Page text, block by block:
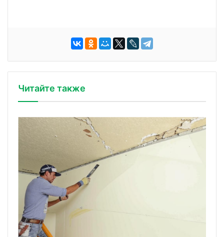
Читайте также